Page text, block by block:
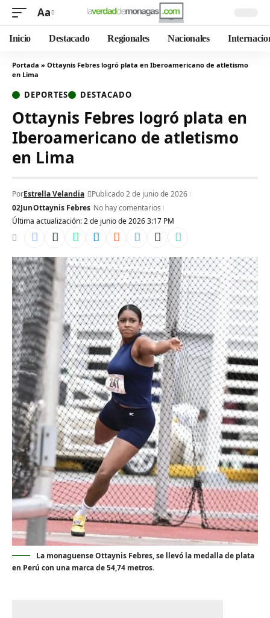
Aa
Inicio Destacado Regionales Nacionales
Portada » Ottaynis Febres logró plata en Iberoamericano de atletismo
en Lima
DEPORTES DESTACADO
Ottaynis Febres logró plata en
Iberoamericano de atletismo
en Lima
Última actualización: 2 de junio de 2026 3:17 PM
PorEstrella Velandia
Publicado 2 de junio de 2026
02JunOttaynis Febres No hay comentarios
La monaguense Ottaynis Febres, se llevó la medalla de plata
en Perú con una marca de 54,74 metros.